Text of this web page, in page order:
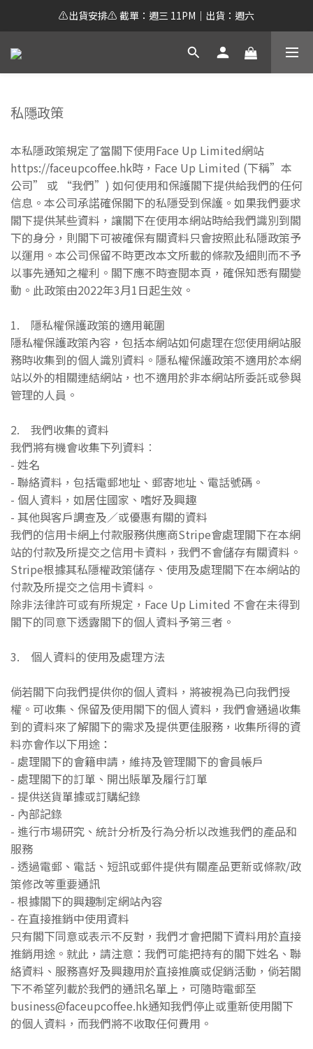
⚠️出貨安排⚠️ 截單：週三 11PM｜出貨：週六
私隱政策
本私隱政策規定了當閣下使用Face Up Limited網站
https://faceupcoffee.hk時，Face Up Limited (下稱”本
公司” 或 “我們”) 如何使用和保護閣下提供給我們的任何
信息。本公司承諾確保閣下的私隱受到保護。如果我們要求
閣下提供某些資料，讓閣下在使用本網站時給我們識別到閣
下的身分，則閣下可被確保有關資料只會按照此私隱政策予
以運用。本公司保留不時更改本文所載的條款及細則而不予
以事先通知之權利。閣下應不時查閱本頁，確保知悉有關變
動。此政策由2022年3月1日起生效。
1. 隱私權保護政策的適用範圍
隱私權保護政策內容，包括本網站如何處理在您使用網站服
務時收集到的個人識別資料。隱私權保護政策不適用於本網
站以外的相關連結網站，也不適用於非本網站所委託或參與
管理的人員。
2. 我們收集的資料
我們將有機會收集下列資料︰
- 姓名
- 聯絡資料，包括電郵地址、郵寄地址、電話號碼。
- 個人資料，如居住國家、嗜好及興趣
- 其他與客戶調查及／或優惠有關的資料
我們的信用卡網上付款服務供應商Stripe會處理閣下在本網
站的付款及所提交之信用卡資料，我們不會儲存有關資料。
Stripe根據其私隱權政策儲存、使用及處理閣下在本網站的
付款及所提交之信用卡資料。
除非法律許可或有所規定，Face Up Limited 不會在未得到
閣下的同意下透露閣下的個人資料予第三者。
3. 個人資料的使用及處理方法
倘若閣下向我們提供你的個人資料，將被視為已向我們授
權。可收集、保留及使用閣下的個人資料，我們會通過收集
到的資料來了解閣下的需求及提供更佳服務，收集所得的資
料亦會作以下用途：
- 處理閣下的會籍申請，維持及管理閣下的會員帳戶
- 處理閣下的訂單、開出賬單及履行訂單
- 提供送貨單據或訂購紀錄
- 內部記錄
- 進行市場研究、統計分析及行為分析以改進我們的產品和
服務
- 透過電郵、電話、短訊或郵件提供有關產品更新或條款/政
策修改等重要通訊
- 根據閣下的興趣制定網站內容
- 在直接推銷中使用資料
只有閣下同意或表示不反對，我們才會把閣下資料用於直接
推銷用途。就此，請注意：我們可能把持有的閣下姓名、聯
絡資料、服務喜好及興趣用於直接推廣或促銷活動，倘若閣
下不希望列載於我們的通訊名單上，可隨時電郵至
business@faceupcoffee.hk通知我們停止或重新使用閣下
的個人資料，而我們將不收取任何費用。